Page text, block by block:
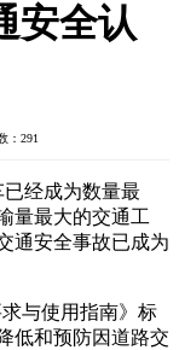
安全认
： 291
已经成为数量最
量最大的交通工
通安全事故已成为
与使用指南》标
低和预防因道路交